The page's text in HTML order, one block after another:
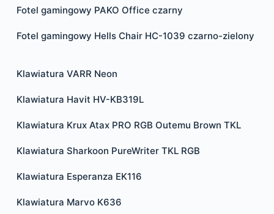
Fotel gamingowy PAKO Office czarny
Fotel gamingowy Hells Chair HC-1039 czarno-zielony
Klawiatura VARR Neon
Klawiatura Havit HV-KB319L
Klawiatura Krux Atax PRO RGB Outemu Brown TKL
Klawiatura Sharkoon PureWriter TKL RGB
Klawiatura Esperanza EK116
Klawiatura Marvo K636